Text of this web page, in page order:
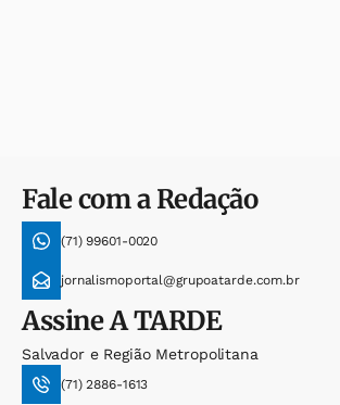
Fale com a Redação
(71) 99601-0020
jornalismoportal@grupoatarde.com.br
AssineA TARDE
Salvador e Região Metropolitana
(71) 2886-1613